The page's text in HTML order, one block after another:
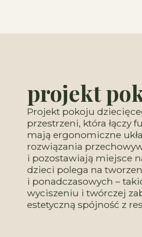
projekt
Projekt pokoju
przestrzeni, która łączy
mają ergonomiczne
rozwiązania
i pozostawiają miejsce
dzieci polega na
i ponadczasowych –
wyciszeniu i twórczej
estetyczną spójność z